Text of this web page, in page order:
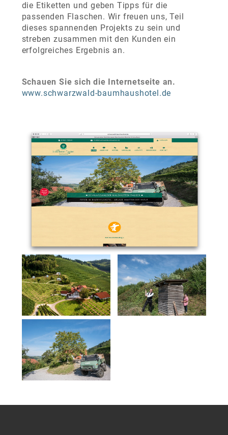
die Etiketten und geben Tipps für die
passenden Flaschen. Wir freuen uns, Teil
dieses spannenden Projekts zu sein und
streben zusammen mit den Kunden ein
erfolgreiches Ergebnis an.
Schauen Sie sich die Internetseite an.
www.schwarzwald-baumhaushotel.de